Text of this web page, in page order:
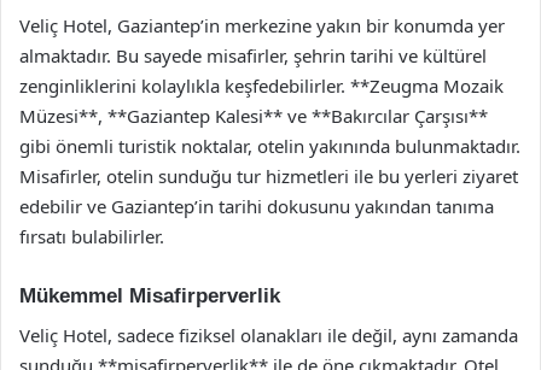
Veliç Hotel, Gaziantep’in merkezine yakın bir konumda yer
almaktadır. Bu sayede misafirler, şehrin tarihi ve kültürel
zenginliklerini kolaylıkla keşfedebilirler. **Zeugma Mozaik
Müzesi**, **Gaziantep Kalesi** ve **Bakırcılar Çarşısı**
gibi önemli turistik noktalar, otelin yakınında bulunmaktadır.
Misafirler, otelin sunduğu tur hizmetleri ile bu yerleri ziyaret
edebilir ve Gaziantep’in tarihi dokusunu yakından tanıma
fırsatı bulabilirler.
Mükemmel Misafirperverlik
Veliç Hotel, sadece fiziksel olanakları ile değil, aynı zamanda
sunduğu **misafirperverlik** ile de öne çıkmaktadır. Otel